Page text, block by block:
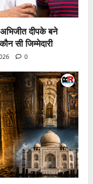
दीपके बने
सी जिम्मेदारी
0